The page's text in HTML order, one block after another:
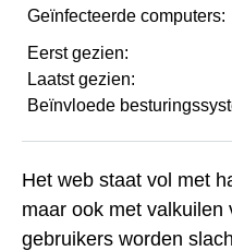
Geïnfecteerde computers:
Eerst gezien:
Laatst gezien:
Beïnvloede
Het web staat vol met
maar ook met valkuilen
gebruikers worden